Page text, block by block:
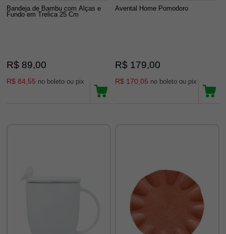
Bandeja de Bambu com Alças e
Fundo em Trelica 25 Cm
R$ 89,00
R$ 84,55 no boleto ou pix
Avental Home Pomodoro
R$ 179,00
R$ 170,05 no boleto ou pix